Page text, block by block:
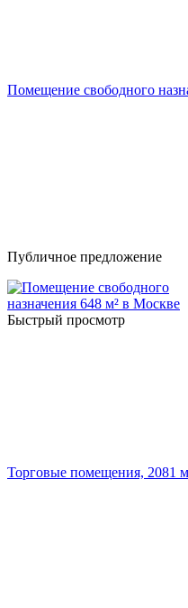
Помещение свободного
Публичное предложение
Быстрый просмотр
Торговые помещения, 2081